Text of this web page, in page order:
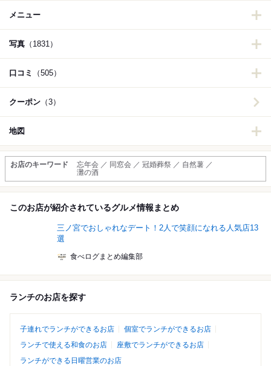
メニュー
写真 （1831）
口コミ （505）
クーポン （3）
地図
お店のキーワード
忘年会 ／ 同窓会 ／ 冠婚葬祭 ／ 自然薯 ／
灘の酒
このお店が紹介されているグルメ情報まとめ
三ノ宮でおしゃれなデート！2人で笑顔になれる人気店13
選
食べログまとめ編集部
ランチのお店を探す
子連れでランチができるお店
個室でランチができるお店
ランチで使える和食のお店
座敷でランチができるお店
ランチができる日曜営業のお店